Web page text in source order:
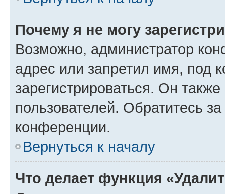
Почему я не могу
Возможно, администратор
адрес или запретил имя, под
зарегистрироваться. Он
пользователей. Обратитесь
конференции.
Вернуться к началу
Что делает функция